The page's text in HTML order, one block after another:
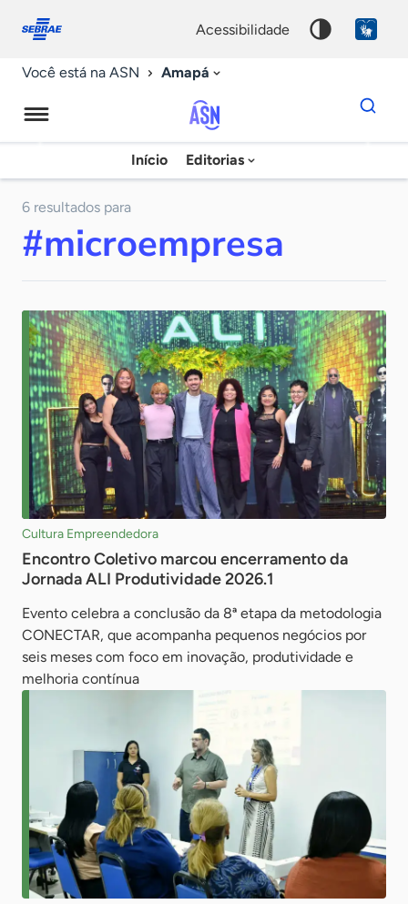
conosco
acessibilidade
Você está na ASN Amapá
Agência
Sebrae
Notícias
Início Editorias
Dados
para
chave
6 resultados para
#microempresa
Cultura Empreendedora
Encontro Coletivo marcou encerramento da
Jornada ALI Produtividade 2026.1
Evento celebra a conclusão da 8ª etapa da metodologia
CONECTAR, que acompanha pequenos negócios por
seis meses com foco em inovação, produtividade e
melhoria contínua